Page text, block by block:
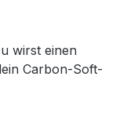
wirst einen
Carbon-Soft-